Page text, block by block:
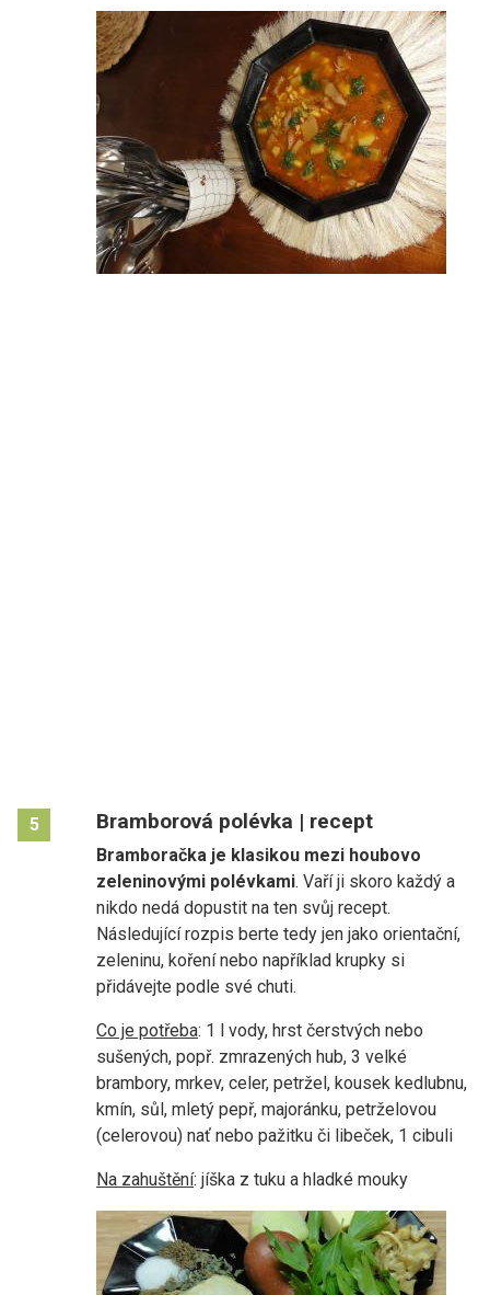
5 Bramborová polévka | recept
Bramboračka je klasikou mezi houbovo
zeleninovými polévkami. Vaří ji skoro každý a
nikdo nedá dopustit na ten svůj recept.
Následující rozpis berte tedy jen jako orientační,
zeleninu, koření nebo například krupky si
přidávejte podle své chuti.
Co je potřeba: 1 l vody, hrst čerstvých nebo
sušených, popř. zmrazených hub, 3 velké
brambory, mrkev, celer, petržel, kousek kedlubnu,
kmín, sůl, mletý pepř, majoránku, petrželovou
(celerovou) nať nebo pažitku či libeček, 1 cibuli
Na zahuštění: jíška z tuku a hladké mouky